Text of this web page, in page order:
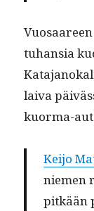
tuhan­sia
lai­va
kuor­ma-
Kei­jo
niemen
pitkään